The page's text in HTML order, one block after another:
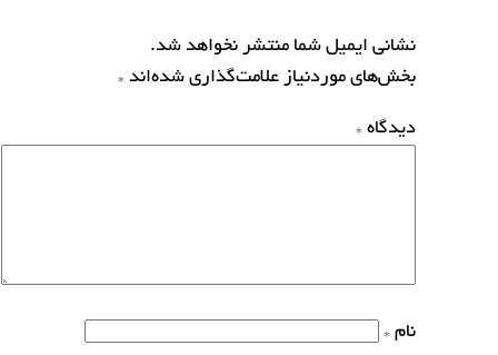
نشانی ایمیل شما منتشر نخواهد شد.
بخش‌های موردنیاز علامت‌گذاری شده‌اند *
دیدگاه *
نام *